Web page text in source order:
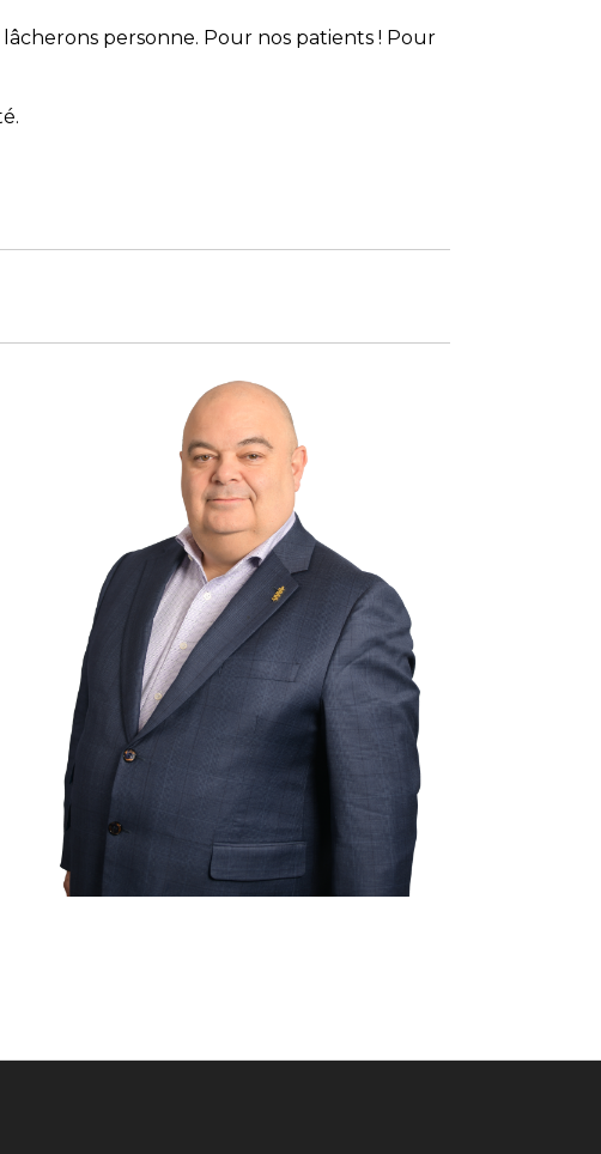
personne. Pour nos patients ! Pour